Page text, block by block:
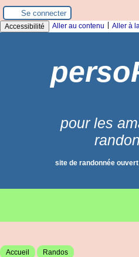
Panneau de gestion des cookies
Se connecter
Accessibilité Aller au contenu Aller à
pour les
site de randonnée
Accueil Randos